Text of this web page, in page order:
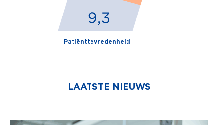
Patiënttevredenheid
LAATSTE NIEUWS